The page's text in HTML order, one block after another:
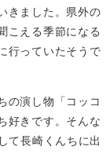
きました。県外の
こえる季節になる
行っていたそうで
の演し物「コッコ
好きです。そんな
て長崎くんちに出